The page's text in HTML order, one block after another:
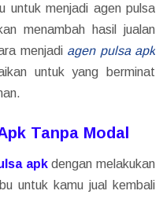
untuk menjadi agen pulsa
menambah hasil jualan
menjadi agen pulsa apk
untuk yang berminat
Tanpa Modal
apkdengan melakukan
untuk kamu jual kembali